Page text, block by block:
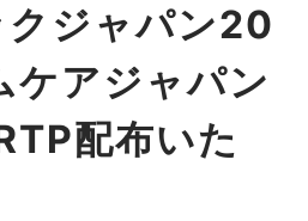
クジャパン20
ケアジャパン
配布いた